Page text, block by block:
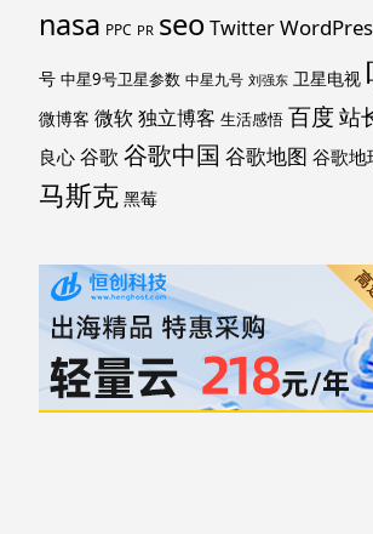
nasa PPC PR seoTwitter
号 中星9号卫星参数 中星九号 刘强东 卫星电视
微博客 微软独立博客 生活感悟 百度 站
良心 谷歌 谷歌中国 谷歌地图 谷歌地
马斯克 黑莓